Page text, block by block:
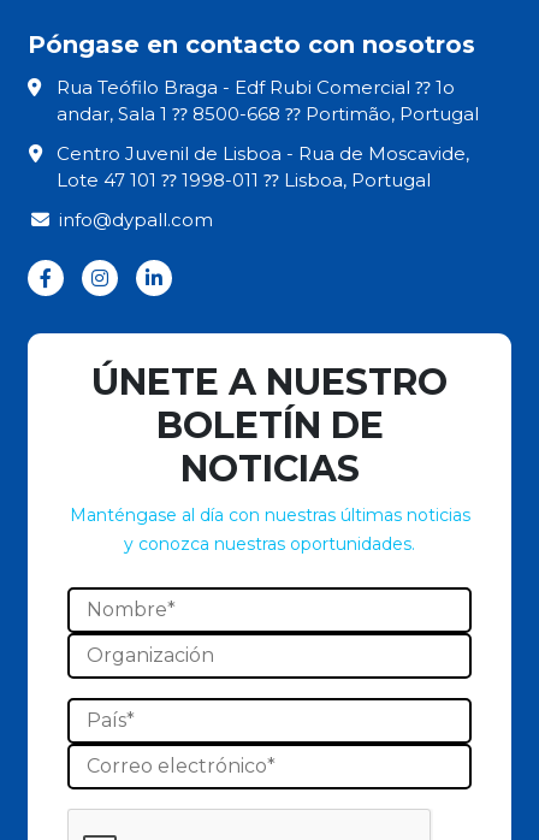
Póngase en contacto con nosotros
Rua Teófilo Braga - Edf Rubi Comercial ⁇ 1o
andar, Sala 1 ⁇ 8500-668 ⁇ Portimão, Portugal
Centro Juvenil de Lisboa - Rua de Moscavide,
Lote 47 101 ⁇ 1998-011 ⁇ Lisboa, Portugal
info@dypall.com
ÚNETE A NUESTRO
BOLETÍN DE
NOTICIAS
Manténgase al día con nuestras últimas noticias
y conozca nuestras oportunidades.